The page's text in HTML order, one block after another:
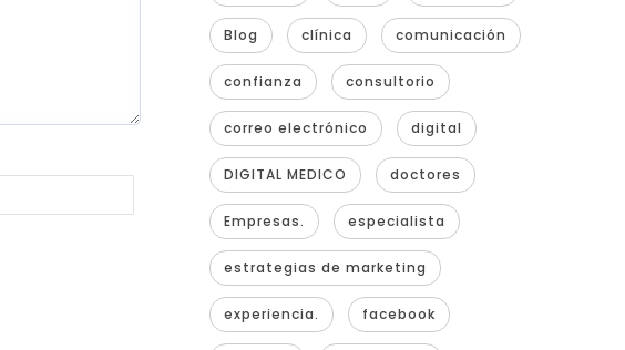
Blog clínica comunicación
confianza consultorio
correo electrónico digital
DIGITAL MEDICO doctores
Empresas. especialista
estrategias de marketing
experiencia. facebook